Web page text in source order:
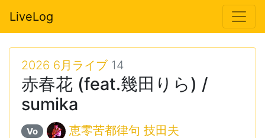
LiveLog
2026 6月ライブ14
赤春花 (feat.幾田りら) /
sumika
Vo 恵零苦都律句 技田夫